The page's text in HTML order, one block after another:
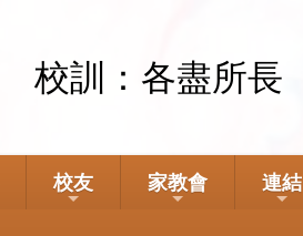
校訓：各盡所長
校友 家教會 連結